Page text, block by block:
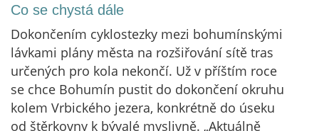
Co se chystá dále
Dokončením cyklostezky mezi bohumínskými
lávkami plány města na rozšiřování sítě tras
určených pro kola nekončí. Už v příštím roce
se chce Bohumín pustit do dokončení okruhu
kolem Vrbického jezera, konkrétně do úseku
od štěrkovny k bývalé myslivně. „Aktuálně